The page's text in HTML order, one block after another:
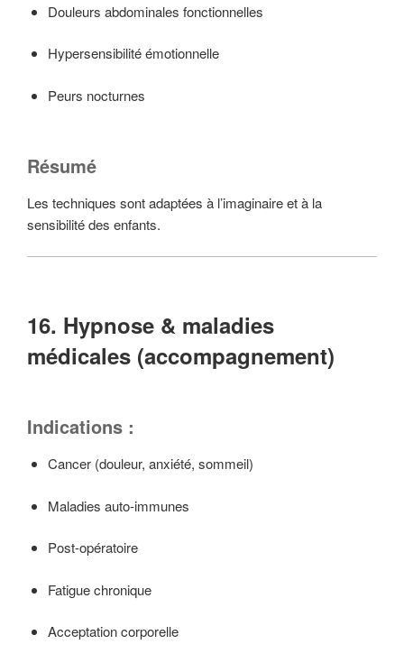
Douleurs abdominales fonctionnelles
Hypersensibilité émotionnelle
Peurs nocturnes
Résumé
Les techniques sont adaptées à l’imaginaire et à la
sensibilité des enfants.
16. Hypnose & maladies
médicales (accompagnement)
Indications :
Cancer (douleur, anxiété, sommeil)
Maladies auto-immunes
Post-opératoire
Fatigue chronique
Acceptation corporelle